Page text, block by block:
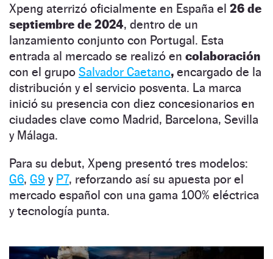
Xpeng aterrizó oficialmente en España el 26 de
septiembre de 2024, dentro de un
lanzamiento conjunto con Portugal. Esta
entrada al mercado se realizó en colaboración
con el grupo Salvador Caetano, encargado de la
distribución y el servicio posventa. La marca
inició su presencia con diez concesionarios en
ciudades clave como Madrid, Barcelona, Sevilla
y Málaga.
Para su debut, Xpeng presentó tres modelos:
G6, G9 y P7, reforzando así su apuesta por el
mercado español con una gama 100% eléctrica
y tecnología punta.